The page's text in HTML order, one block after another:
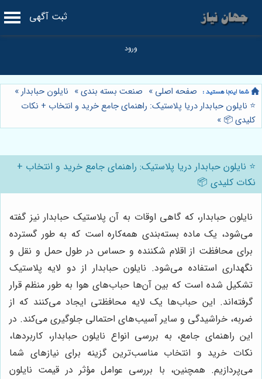
ثبت آگهی
صفحه اصلی » صنعت بسته بندی» نایلون حبابدار»
⭐️ نایلون حبابدار دریا پلاستیک: راهنمای جامع خرید و انتخاب + نکات
کلیدی 📦 »
⭐️ نایلون حبابدار دریا پلاستیک: راهنمای جامع خرید و انتخاب +
نکات کلیدی 📦
نایلون حبابدار، که گاهی اوقات به آن پلاستیک حبابدار نیز گفته
می‌شود، یک ماده بسته‌بندی همه‌کاره است که به طور گسترده
برای محافظت از اقلام شکننده و حساس در طول حمل و نقل و
نگهداری استفاده می‌شود. نایلون حبابدار از دو لایه پلاستیک
تشکیل شده است که بین آن‌ها حباب‌های هوا به طور منظم قرار
گرفته‌اند. این حباب‌ها یک لایه محافظتی ایجاد می‌کنند که از
ضربه، خراشیدگی و سایر آسیب‌های احتمالی جلوگیری می‌کند. در
این راهنمای جامع، به بررسی انواع نایلون حبابدار، کاربردها،
نکات خرید و انتخاب مناسب‌ترین گزینه برای نیازهای شما
می‌پردازیم. همچنین، با بررسی عوامل مؤثر در قیمت نایلون